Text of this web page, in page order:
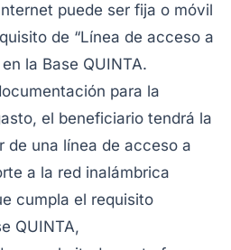
puede ser fija o móvil
de “Línea de acceso a
la Base QUINTA.
para la
el beneficiario tendrá la
de una línea de acceso a
a la red inalámbrica
cumpla el requisito
QUINTA,